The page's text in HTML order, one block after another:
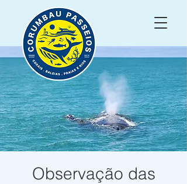
Observação das